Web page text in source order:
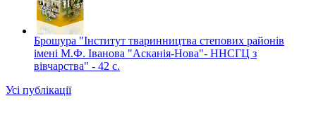
Брошура "Інститут тваринництва степових районів
імені М.Ф. Іванова "Асканія-Нова"- ННСГЦ з
вівчарства" - 42 c.
Усі публікації